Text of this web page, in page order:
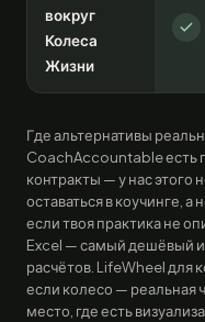
вокруг
Колеса
Жизни
Где альтернативы
CoachAccountable есть
контракты — у нас этого
оставаться в коучинге, а
если твоя практика не
Excel — самый дешёвый
расчётов. LifeWheel для
если колесо — реальная
место, где есть